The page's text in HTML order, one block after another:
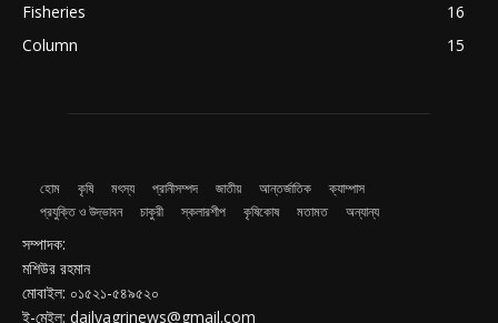
Fisheries
16
Column
15
হোম কৃষি মৎস্য প্রানীসম্পদ জাতীয় আন্তর্জাতিক
ক্যাম্পাস
প্রযুক্তি ও উদ্ভাবন
চাকুরী স্কলারশীপ কৃষিকোষ মতামত অন্যান্য
সম্পাদক:
মশিউর রহমান
মোবাইল: ০১৫২১-৫৪৯৫২০
ই-মেইল: dailyagrinews@gmail.com